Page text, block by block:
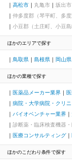
高松市 丸亀市 坂出市
仲多度郡（琴平町、多度
小豆郡（土庄町、小豆島
ほかのエリアで探す
鳥取県 島根県 岡山県
ほかの業種で探す
医薬品メーカー業界
病院・大学病院・クリニ
バイオベンチャー業界
診断薬・臨床検査機器
医療コンサルティング
ほかのこだわり条件で探す